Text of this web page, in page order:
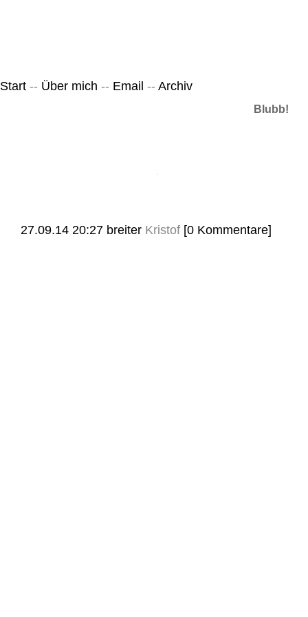
Start -- Über mich -- Email -- Archiv
Blubb!
27.09.14 20:27 breiter Kristof [0 Kommentare]